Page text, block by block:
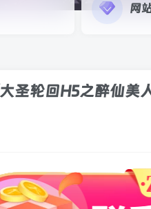
网
圣轮回H5之醉仙
本站提醒
如发现
文章和